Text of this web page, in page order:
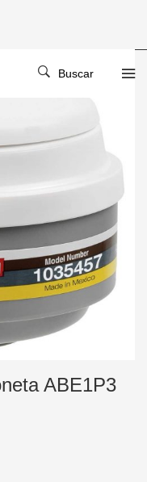
Buscar
ABE1P3